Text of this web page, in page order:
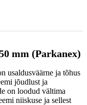
mm (Parkanex)
usaldusväärne ja tõhus
jõudlust ja
on loodud vältima
niiskuse ja sellest